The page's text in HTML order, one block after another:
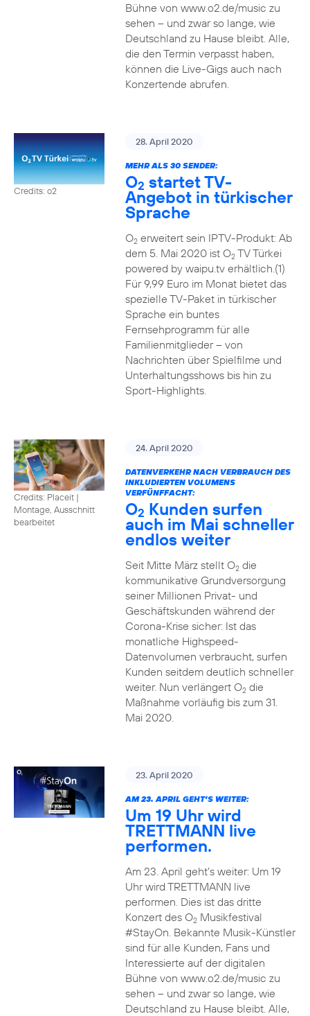
Bühne von www.o2.de/music zu
sehen – und zwar so lange, wie
Deutschland zu Hause bleibt. Alle,
die den Termin verpasst haben,
können die Live-Gigs auch nach
Konzertende abrufen.
Credits: o2
28. April 2020
MEHR ALS 30 SENDER:
O2 startet TV-
Angebot in türkischer
Sprache
O2erweitert sein IPTV-Produkt: Ab
dem 5. Mai 2020 ist O2TV Türkei
powered by waipu.tv erhältlich.(1)
Für 9,99 Euro im Monat bietet das
spezielle TV-Paket in türkischer
Sprache ein buntes
Fernsehprogramm für alle
Familienmitglieder – von
Nachrichten über Spielfilme und
Unterhaltungsshows bis hin zu
Sport-Highlights.
Credits: Placeit |
Montage, Ausschnitt
bearbeitet
24. April 2020
DATENVERKEHR NACH VERBRAUCH DES
INKLUDIERTEN VOLUMENS
VERFÜNFFACHT:
O2 Kunden surfen
auch im Mai schneller
endlos weiter
Seit Mitte März stellt O2die
kommunikative Grundversorgung
seiner Millionen Privat- und
Geschäftskunden während der
Corona-Krise sicher: Ist das
monatliche Highspeed-
Datenvolumen verbraucht, surfen
Kunden seitdem deutlich schneller
weiter. Nun verlängert O2die
Maßnahme vorläufig bis zum 31.
Mai 2020.
23. April 2020
AM 23. APRIL GEHT’S WEITER:
Um 19 Uhr wird
TRETTMANN live
performen.
Am 23. April geht’s weiter: Um 19
Uhr wird TRETTMANN live
performen. Dies ist das dritte
Konzert des O2Musikfestival
#StayOn. Bekannte Musik-Künstler
sind für alle Kunden, Fans und
Interessierte auf der digitalen
Bühne von www.o2.de/music zu
sehen – und zwar so lange, wie
Deutschland zu Hause bleibt. Alle,